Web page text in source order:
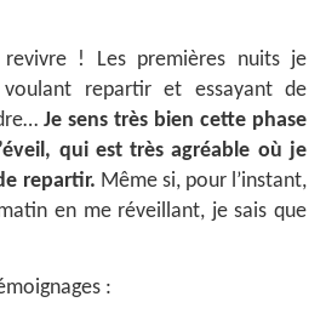
! Les premières nuits je
repartir et essayant de
Je sens très bien cette phase
qui est très agréable où je
repartir. Même si, pour l’instant,
en me réveillant, je sais que
: